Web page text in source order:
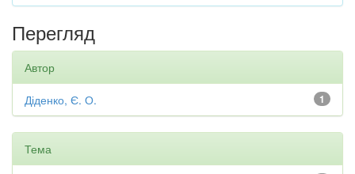
Перегляд
Автор
1
Діденко, Є. О.
Тема